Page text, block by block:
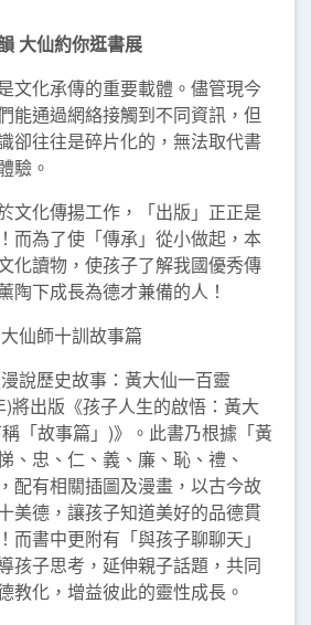
大仙約你逛書展
文化承傳的重要載體。儘管現今
能通過網絡接觸到不同資訊，但
卻往往是碎片化的，無法取代書
驗。
文化傳揚工作，「出版」正正是
而為了使「傳承」從小做起，本
化讀物，使孩子了解我國優秀傳
陶下成長為德才兼備的人！
仙師十訓故事篇
說歷史故事：黃大仙一百靈
將出版《孩子人生的啟悟：黃大
「故事篇」)》。此書乃根據「黃
忠、仁、義、廉、恥、禮、
配有相關插圖及漫畫，以古今故
美德，讓孩子知道美好的品德貫
而書中更附有「與孩子聊聊天」
孩子思考，延伸親子話題，共同
教化，增益彼此的靈性成長。